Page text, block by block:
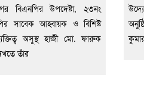
বিএনপির উপদেষ্টা, ২৩নং
সাবেক আহ্বায়ক ও বিশিষ্ট
অসুস্থ হাজী মো. ফারুক
তাঁর